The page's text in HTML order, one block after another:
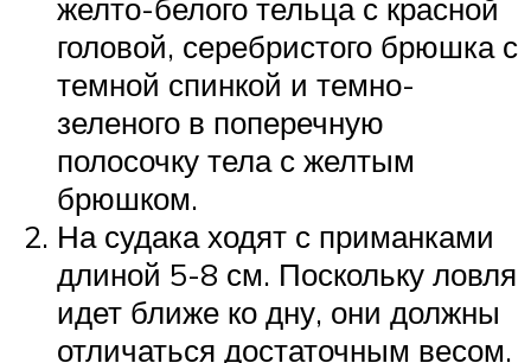
желто-белого тельца с красной
головой, серебристого брюшка с
темной спинкой и темно-
зеленого в поперечную
полосочку тела с желтым
брюшком.
На судака ходят с приманками
длиной 5-8 см. Поскольку ловля
идет ближе ко дну, они должны
отличаться достаточным весом.